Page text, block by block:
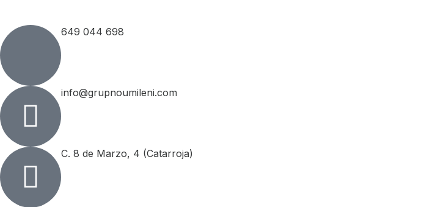
649 044 698
info@grupnoumileni.com
C. 8 de Marzo, 4 (Catarroja)